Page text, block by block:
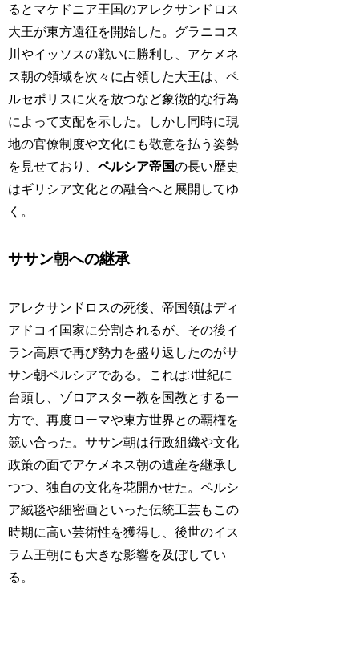
るとマケドニア王国のアレクサンドロス
大王が東方遠征を開始した。グラニコス
川やイッソスの戦いに勝利し、アケメネ
ス朝の領域を次々に占領した大王は、ペ
ルセポリスに火を放つなど象徴的な行為
によって支配を示した。しかし同時に現
地の官僚制度や文化にも敬意を払う姿勢
を見せており、ペルシア帝国の長い歴史
はギリシア文化との融合へと展開してゆ
く。
ササン朝への継承
アレクサンドロスの死後、帝国領はディ
アドコイ国家に分割されるが、その後イ
ラン高原で再び勢力を盛り返したのがサ
サン朝ペルシアである。これは3世紀に
台頭し、ゾロアスター教を国教とする一
方で、再度ローマや東方世界との覇権を
競い合った。ササン朝は行政組織や文化
政策の面でアケメネス朝の遺産を継承し
つつ、独自の文化を花開かせた。ペルシ
ア絨毯や細密画といった伝統工芸もこの
時期に高い芸術性を獲得し、後世のイス
ラム王朝にも大きな影響を及ぼしてい
る。